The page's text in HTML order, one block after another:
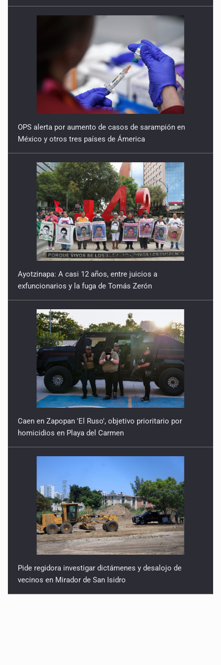
Precarización femenina
20 de Enero de 2026
SCJN y alimentos
13 de Enero de 2026
Ser mujer en el 2026
6 de Enero de 2026
OPS alerta por aumento de casos de sarampión en
México y otros tres países de Ámerica
Ayotzinapa: A casi 12 años, entre juicios a
exfuncionarios y la fuga de Tomás Zerón
Caen en Zapopan 'El Ruso', objetivo prioritario por
homicidios en Playa del Carmen
Pide regidora investigar dictámenes y desalojo de
vecinos en Mirador de San Isidro